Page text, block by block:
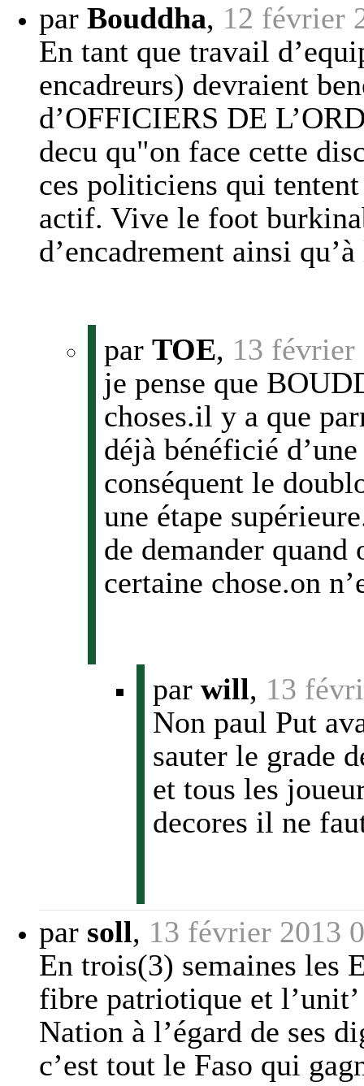
par Bouddha, 12 février
En tant que travail
encadreurs) devraient
d’OFFICIERS DE
decu qu"on face cette
ces politiciens qui
actif. Vive le foot
d’encadrement ainsi
par TOE, 13 février
je pense que
choses.il y a que
déjà bénéficié
conséquent le
une étape
de demander quand
certaine chose.on
par will, 13
Non paul Put
sauter le grade
et tous les
decores il ne
par soll, 13 février 2013
En trois(3) semaines les
fibre patriotique et
Nation à l’égard de ses
c’est tout le Faso qui